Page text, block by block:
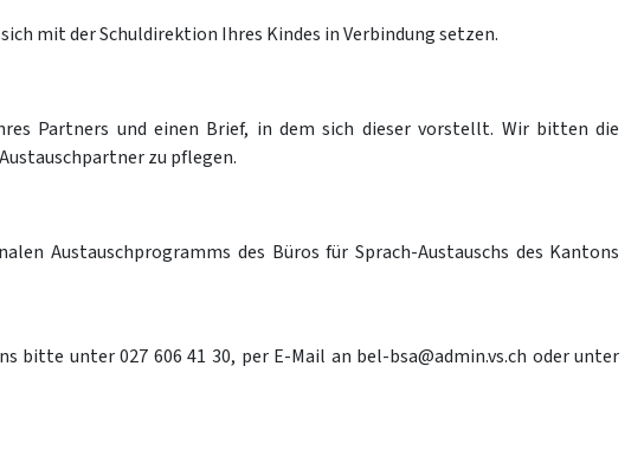
mit der Schuldirektion Ihres Kindes in Verbindung setzen.
Partners und einen Brief, in dem sich dieser vorstellt. Wir bitten die
zu pflegen.
Austauschprogramms des Büros für Sprach-Austauschs des Kantons
bitte unter 027 606 41 30, per E-Mail an bel-bsa@admin.vs.ch oder unter